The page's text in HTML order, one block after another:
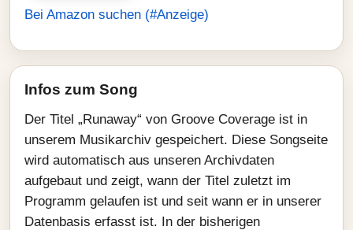
Bei Amazon suchen (#Anzeige)
Infos zum Song
Der Titel „Runaway“ von Groove Coverage ist in
unserem Musikarchiv gespeichert. Diese Songseite
wird automatisch aus unseren Archivdaten
aufgebaut und zeigt, wann der Titel zuletzt im
Programm gelaufen ist und seit wann er in unserer
Datenbasis erfasst ist. In der bisherigen